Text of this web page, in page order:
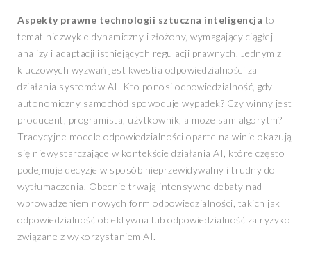
Aspekty prawne technologii sztuczna inteligencja to
temat niezwykle dynamiczny i złożony, wymagający ciągłej
analizy i adaptacji istniejących regulacji prawnych. Jednym z
kluczowych wyzwań jest kwestia odpowiedzialności za
działania systemów AI. Kto ponosi odpowiedzialność, gdy
autonomiczny samochód spowoduje wypadek? Czy winny jest
producent, programista, użytkownik, a może sam algorytm?
Tradycyjne modele odpowiedzialności oparte na winie okazują
się niewystarczające w kontekście działania AI, które często
podejmuje decyzje w sposób nieprzewidywalny i trudny do
wytłumaczenia. Obecnie trwają intensywne debaty nad
wprowadzeniem nowych form odpowiedzialności, takich jak
odpowiedzialność obiektywna lub odpowiedzialność za ryzyko
związane z wykorzystaniem AI.